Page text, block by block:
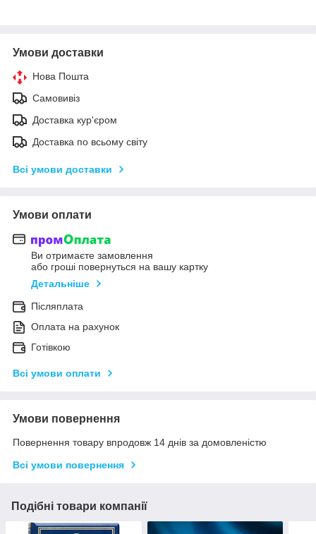
Умови доставки
Нова Пошта
Самовивіз
Доставка кур'єром
Доставка по всьому світу
Всі умови доставки
Умови оплати
Ви отримаєте замовлення
або гроші повернуться на вашу картку
Детальніше
Післяплата
Оплата на рахунок
Готівкою
Всі умови оплати
Умови повернення
Повернення товару впродовж 14 днів за домовленістю
Всі умови повернення
Подібні товари компанії